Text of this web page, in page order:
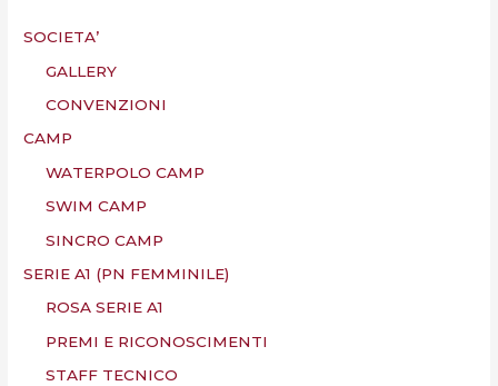
SOCIETA’
GALLERY
CONVENZIONI
CAMP
WATERPOLO CAMP
SWIM CAMP
SINCRO CAMP
SERIE A1 (PN FEMMINILE)
ROSA SERIE A1
PREMI E RICONOSCIMENTI
STAFF TECNICO